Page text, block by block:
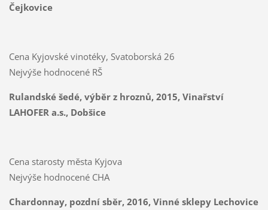
Čejkovice
Cena Kyjovské vinotéky, Svatoborská 26
Nejvýše hodnocené RŠ
Rulandské šedé, výběr z hroznů, 2015, Vinařství
LAHOFER a.s., Dobšice
Cena starosty města Kyjova
Nejvýše hodnocené CHA
Chardonnay, pozdní sběr, 2016, Vinné sklepy Lechovice